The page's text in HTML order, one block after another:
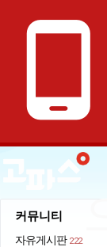
phone_android
커뮤니티
자유게시판 222